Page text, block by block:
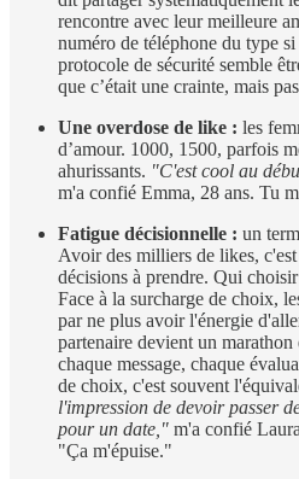
rencontre avec leur meilleure
numéro de téléphone du type
protocole de sécurité semble
que c’était une crainte, mais
Une overdose de like : les
d’amour. 1000, 1500, parfois
ahurissants. "C'est cool au
m'a confié Emma, 28 ans. Tu
Fatigue décisionnelle : un
Avoir des milliers de likes,
décisions à prendre. Qui
Face à la surcharge de choix,
par ne plus avoir l'énergie
partenaire devient un
chaque message, chaque
de choix, c'est souvent
l'impression de devoir passer
pour un date," m'a confié
"Ça m'épuise."